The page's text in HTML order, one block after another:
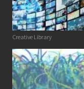
Creative Library